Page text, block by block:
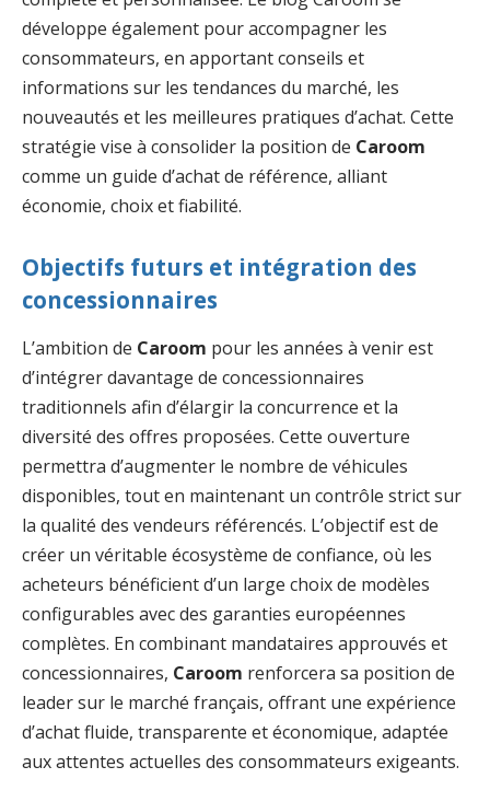
développe également pour accompagner les
consommateurs, en apportant conseils et
informations sur les tendances du marché, les
nouveautés et les meilleures pratiques d’achat. Cette
stratégie vise à consolider la position de Caroom
comme un guide d’achat de référence, alliant
économie, choix et fiabilité.
Objectifs futurs et intégration des
concessionnaires
L’ambition de Caroom pour les années à venir est
d’intégrer davantage de concessionnaires
traditionnels afin d’élargir la concurrence et la
diversité des offres proposées. Cette ouverture
permettra d’augmenter le nombre de véhicules
disponibles, tout en maintenant un contrôle strict sur
la qualité des vendeurs référencés. L’objectif est de
créer un véritable écosystème de confiance, où les
acheteurs bénéficient d’un large choix de modèles
configurables avec des garanties européennes
complètes. En combinant mandataires approuvés et
concessionnaires, Caroom renforcera sa position de
leader sur le marché français, offrant une expérience
d’achat fluide, transparente et économique, adaptée
aux attentes actuelles des consommateurs exigeants.